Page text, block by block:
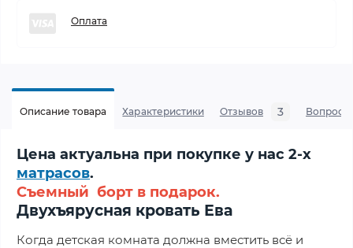
Оплата
Описание товара Характеристики Отзывов 3 Вопросы
Цена актуальна при покупке у нас 2-х
матрасов.
Съемный борт в подарок.
Двухъярусная кровать Ева
Когда детская комната должна вместить всё и